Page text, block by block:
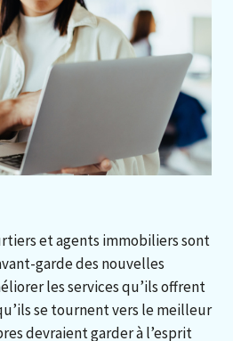
et agents immobiliers sont
garde des nouvelles
les services qu’ils offrent
se tournent vers le meilleur
devraient garder à l’esprit